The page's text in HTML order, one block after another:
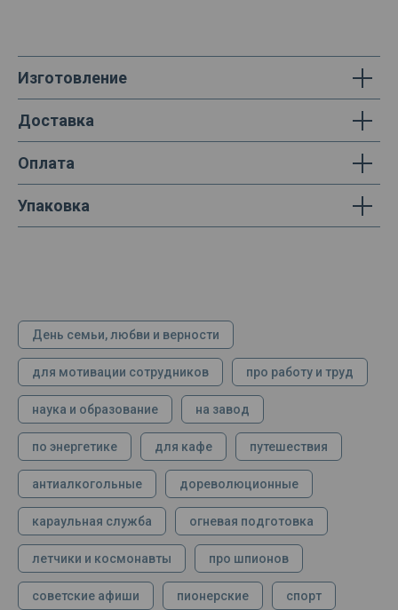
Изготовление
Доставка
Оплата
Упаковка
День семьи, любви и верности
для мотивации сотрудников про работу и труд
наука и образование на завод
по энергетике для кафе путешествия
антиалкогольные дореволюционные
караульная служба огневая подготовка
летчики и космонавты про шпионов
советские афиши пионерские спорт